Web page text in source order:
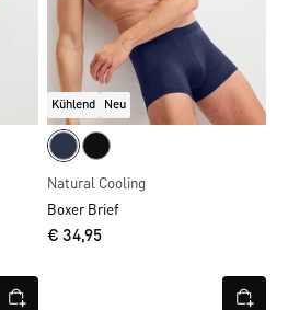
Kühlend Neu
Natural Cooling
Boxer Brief
€ 34,95